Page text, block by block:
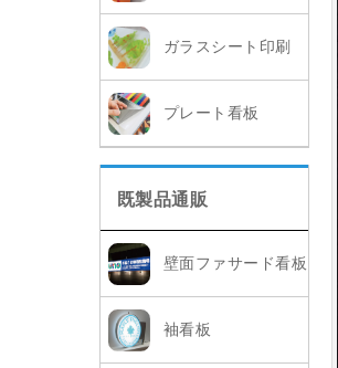
ガラスシート印刷
プレート看板
既製品通販
壁面ファサード看板
袖看板